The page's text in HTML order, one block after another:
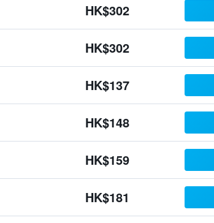
HK$302
HK$302
HK$137
HK$148
HK$159
HK$181